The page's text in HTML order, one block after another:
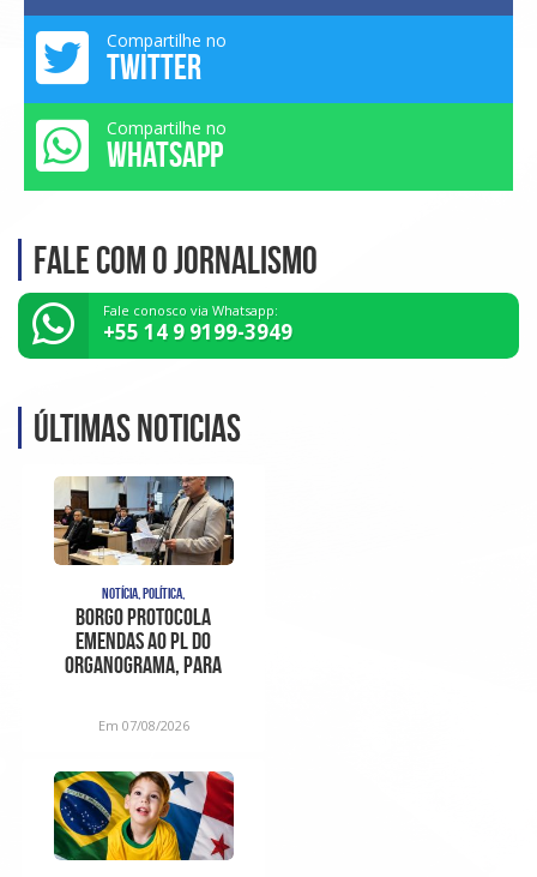
Compartilhe no
TWITTER
Compartilhe no
WHATSAPP
Fale com o Jornalismo
Fale conosco via Whatsapp:
+55 14 9 9199-3949
Últimas noticias
NOTÍCIA, POLÍTICA,
Borgo protocola
emendas ao PL do
organograma, para
apont
Em 07/08/2026